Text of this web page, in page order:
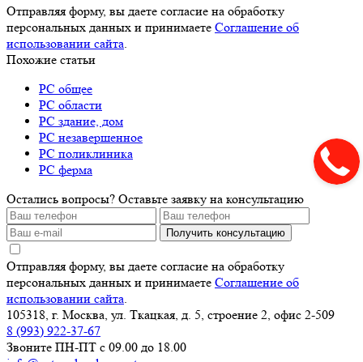
Отправляя форму, вы даете согласие на обработку
персональных данных и принимаете Соглашение об
использовании сайта.
Похожие статьи
РС общее
РС области
РС здание, дом
РС незавершенное
РС поликлиника
РС ферма
Остались вопросы? Оставьте заявку на консультацию
Получить консультацию
Отправляя форму, вы даете согласие на обработку
персональных данных и принимаете Соглашение об
использовании сайта.
105318, г. Москва, ул. Ткацкая, д. 5, строение 2, офис 2-509
8 (993) 922-37-67
Звоните ПН-ПТ с 09.00 до 18.00